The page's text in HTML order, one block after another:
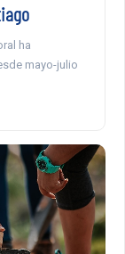
ha
mayo-julio